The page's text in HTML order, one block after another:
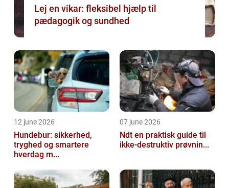
Lej en vikar: fleksibel hjælp til
pædagogik og sundhed
12 june 2026
Hundebur: sikkerhed,
tryghed og smartere
hverdag m...
07 june 2026
Ndt en praktisk guide til
ikke-destruktiv prøvnin...